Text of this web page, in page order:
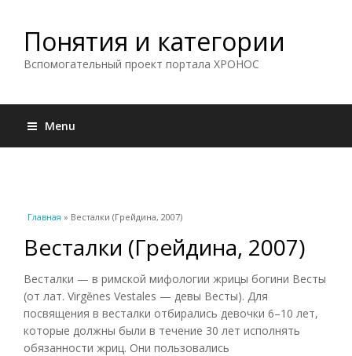
Понятия и категории
Вспомогательный проект портала ХРОНОС
Menu
Вы здесь
Главная » Весталки (Грейдина, 2007)
Весталки (Грейдина, 2007)
Весталки — в римской мифологии жрицы богини Весты
(от лат. Virgĕnes Vestales — девы Весты). Для
посвящения в весталки отбирались девочки 6–10 лет,
которые должны были в течение 30 лет исполнять
обязанности жриц. Они пользовались